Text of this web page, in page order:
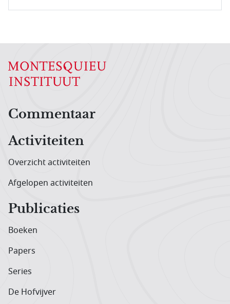
Hoofdnavigatiemenu
Commentaar
Activiteiten
Overzicht activiteiten
Afgelopen activiteiten
Publicaties
Boeken
Papers
Series
De Hofvijver